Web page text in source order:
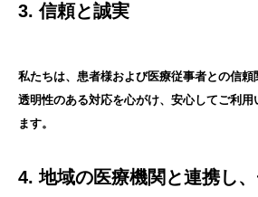
3. 信頼と誠実
私たちは、患者様および医療従事者との信
透明性のある対応を心がけ、安心してご利用
ます。
4. 地域の医療機関と連携し